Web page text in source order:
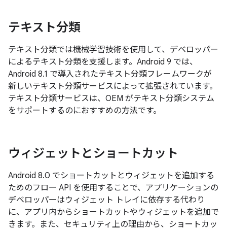
テキスト分類
テキスト分類では機械学習技術を使用して、デベロッパー
によるテキスト分類を支援します。Android 9 では、
Android 8.1 で導入されたテキスト分類フレームワークが
新しいテキスト分類サービスによって拡張されています。
テキスト分類サービスは、OEM がテキスト分類システム
をサポートするのにおすすめの方法です。
ウィジェットとショートカット
Android 8.0 でショートカットとウィジェットを追加する
ためのフロー API を使用することで、アプリケーションの
デベロッパーはウィジェット トレイに依存する代わり
に、アプリ内からショートカットやウィジェットを追加で
きます。また、セキュリティ上の理由から、ショートカッ